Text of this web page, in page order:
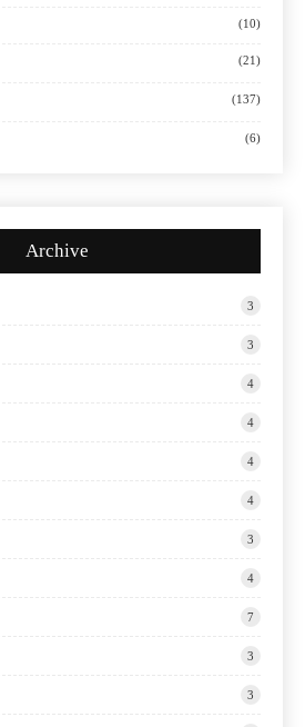
(10)
(21)
(137)
(6)
Archive
3
3
4
4
4
4
3
4
7
3
3